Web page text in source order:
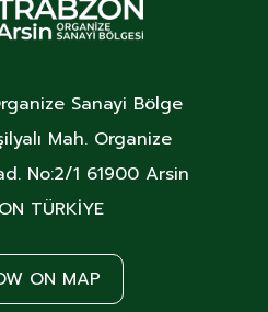
Sanayi Bölge
Mah. Organize
No:2/1 61900 Arsin
TÜRKİYE
ON MAP